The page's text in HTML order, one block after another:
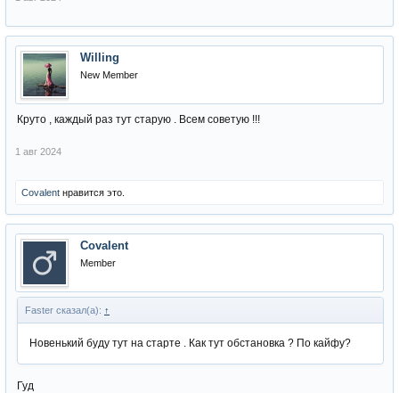
Willing
New Member
Круто , каждый раз тут старую . Всем советую !!!
1 авг 2024
Covalent нравится это.
Covalent
Member
Faster сказал(а): ↑
Новенький буду тут на старте . Как тут обстановка ? По кайфу?
Гуд